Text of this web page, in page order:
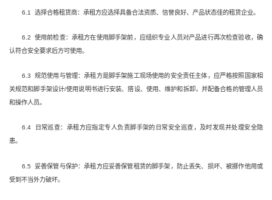
6.1 选择合格租赁商：承租方应选择具备合法资质、信誉良好、产品状态佳的租赁企业。
6.2 使用前检查：承租方在使用脚手架前，应组织专业人员对产品进行再次检查验收，确
认符合安全要求后方可使用。
6.3 规范使用与管理：承租方是脚手架施工现场使用的安全责任主体，应严格按照国家相
关规范和脚手架设计/使用说明书进行安装、搭设、使用、维护和拆卸，并配备合格的管理人员
和操作人员。
6.4 日常巡查：承租方应指定专人负责脚手架的日常安全巡查，及时发现并处理安全隐
患。
6.5 妥善保管与保护：承租方应妥善保管租赁的脚手架，防止丢失、损坏、被挪作他用或
受到不当外力破坏。